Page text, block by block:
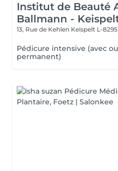
Institut de Beauté
Ballmann -
13, Rue de Kehlen Keispelt L-8295
Pédicure intensive (avec
permanent)